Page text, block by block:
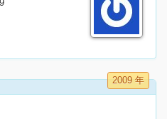
2009 年